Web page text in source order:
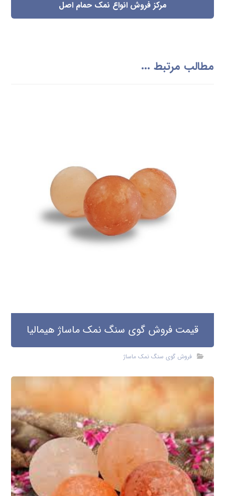
مرکز فروش انواع نمک حمام اصل
مطالب مرتبط ...
قیمت فروش گوی سنگ نمک ماساژ هیمالیا
فروش گوی سنگ نمک ماساژ